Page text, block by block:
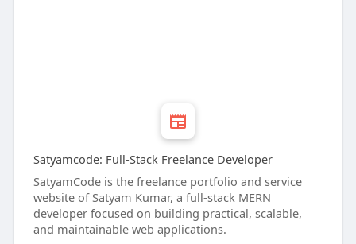
Satyamcode: Full-Stack Freelance Developer
SatyamCode is the freelance portfolio and service
website of Satyam Kumar, a full-stack MERN
developer focused on building practical, scalable,
and maintainable web applications.